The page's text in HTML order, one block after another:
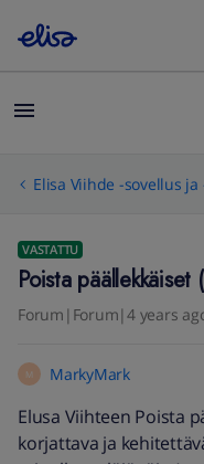
Elisa Viihde -sovellus
VASTATTU
Poista päällekkäiset
Forum|Forum|4 years
M MarkyMark
Elusa Viihteen Poista
korjattava ja